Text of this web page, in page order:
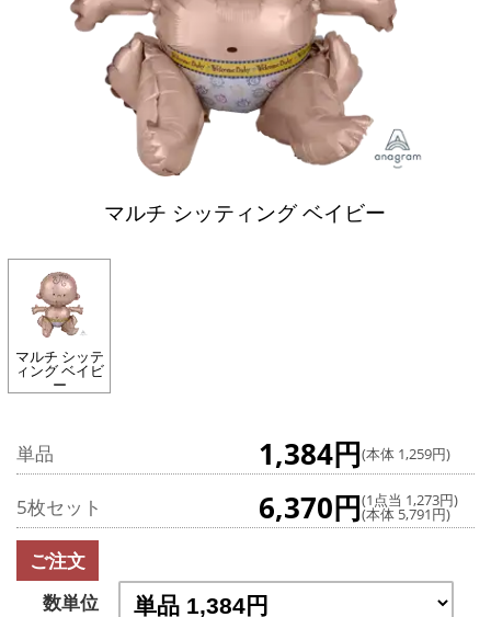
マルチ シッティング ベイビー
マルチ シッテ
ィング ベイビ
ー
単品 1,384円(本体 1,259円)
5枚セット 6,370円(1点当 1,273円)
(本体 5,791円)
ご注文
数単位